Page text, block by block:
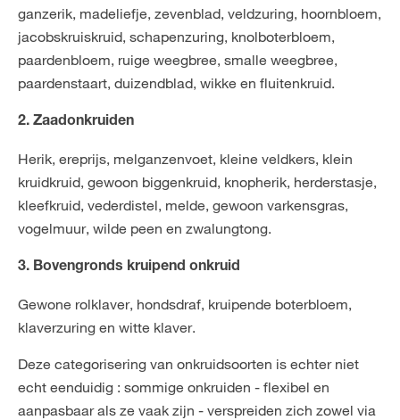
ganzerik, madeliefje, zevenblad, veldzuring, hoornbloem,
jacobskruiskruid, schapenzuring, knolboterbloem,
paardenbloem, ruige weegbree, smalle weegbree,
paardenstaart, duizendblad, wikke en fluitenkruid.
2. Zaadonkruiden
Herik, ereprijs, melganzenvoet, kleine veldkers, klein
kruidkruid, gewoon biggenkruid, knopherik, herderstasje,
kleefkruid, vederdistel, melde, gewoon varkensgras,
vogelmuur, wilde peen en zwalungtong.
3. Bovengronds kruipend onkruid
Gewone rolklaver, hondsdraf, kruipende boterbloem,
klaverzuring en witte klaver.
Deze categorisering van onkruidsoorten is echter niet
echt eenduidig : sommige onkruiden - flexibel en
aanpasbaar als ze vaak zijn - verspreiden zich zowel via